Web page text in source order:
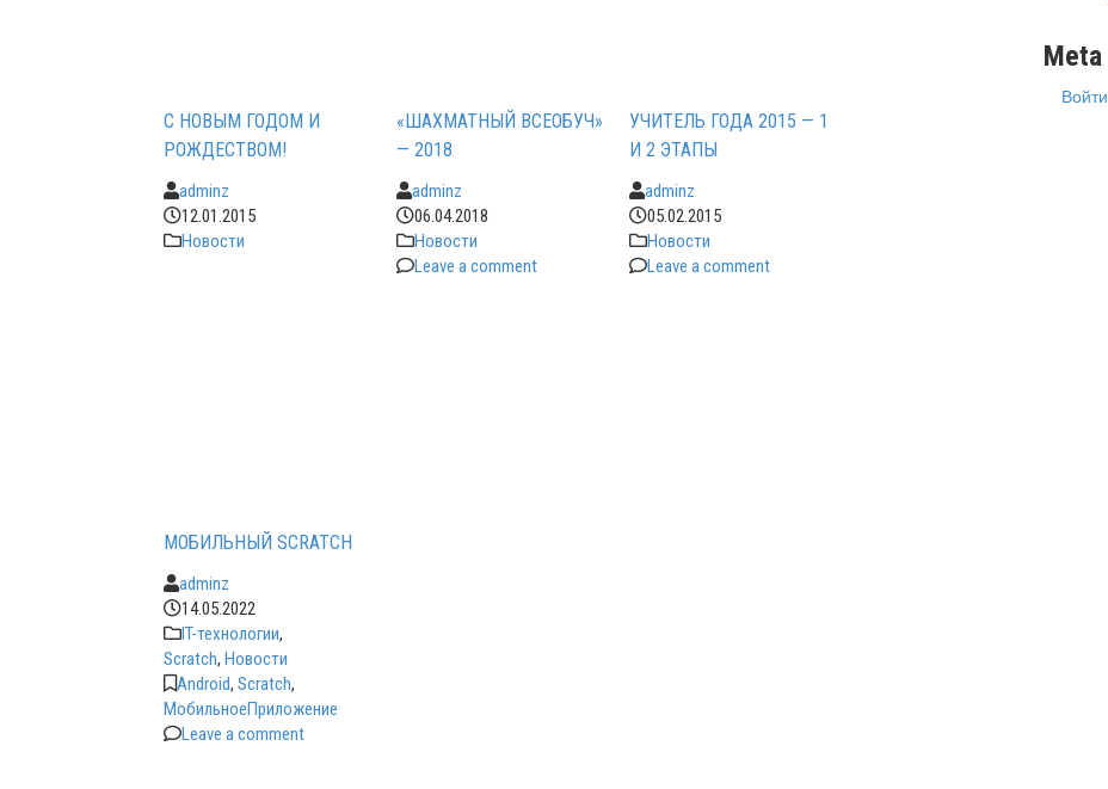
С НОВЫМ ГОДОМ И
РОЖДЕСТВОМ!
adminz
12.01.2015
Новости
«ШАХМАТНЫЙ ВСЕОБУЧ»
— 2018
adminz
06.04.2018
Новости
Leave a comment
УЧИТЕЛЬ ГОДА 2015 — 1
И 2 ЭТАПЫ
adminz
05.02.2015
Новости
Leave a comment
МОБИЛЬНЫЙ SCRATCH
adminz
14.05.2022
IT-технологии,
Scratch, Новости
Android, Scratch,
МобильноеПриложение
Leave a comment
Meta
Войти